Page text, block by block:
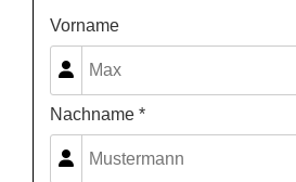
Vorname
Nachname *